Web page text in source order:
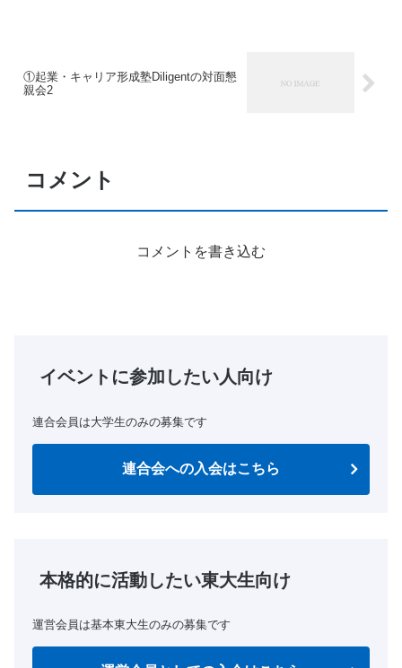
①起業・キャリア形成塾Diligentの対面懇
親会2
コメント
コメントを書き込む
イベントに参加したい人向け
連合会員は大学生のみの募集です
連合会への入会はこちら
本格的に活動したい東大生向け
運営会員は基本東大生のみの募集です